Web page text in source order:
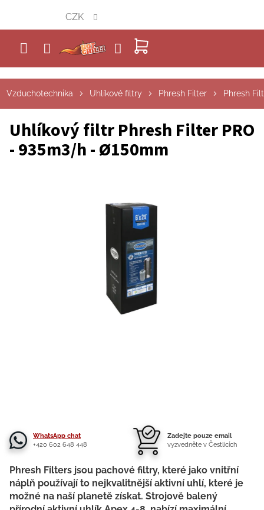
obsah
NÁKUPNÍ
KOŠÍK
CZK
Vzduchotechnika Uhlíkové filtry Phresh Filter Phresh
Uhlíkový filtr Phresh Filter PRO
- 935m3/h - Ø150mm
WhatsApp chat
+420 602 648 448
Zadejte pouze email
vyzvedněte v Čestlicích
Phresh Filters jsou pachové filtry, které jako vnitřní
náplň používají to nejkvalitnější aktivní uhlí, které je
možné na naší planetě získat. Strojově balený